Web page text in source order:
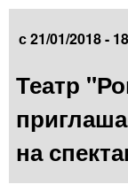
с21/01/2018 -
Театр
на